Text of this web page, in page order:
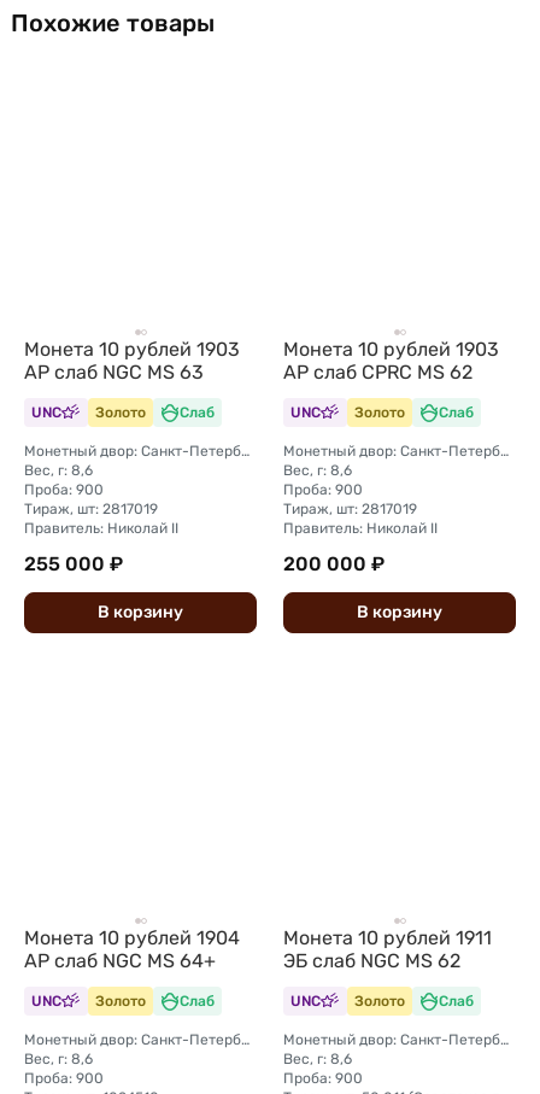
Похожие товары
Монета 10 рублей 1903
АР слаб NGC MS 63
UNC Золото Слаб
Монетный двор: Санкт-Петербургский монетный двор
Вес, г: 8,6
Проба: 900
Тираж, шт: 2817019
Правитель: Николай II
255 000 ₽
В корзину
Монета 10 рублей 1903
АР слаб CPRC MS 62
UNC Золото Слаб
Монетный двор: Санкт-Петербургский монетный двор
Вес, г: 8,6
Проба: 900
Тираж, шт: 2817019
Правитель: Николай II
200 000 ₽
В корзину
Монета 10 рублей 1904
АР слаб NGC MS 64+
UNC Золото Слаб
Монетный двор: Санкт-Петербургский монетный двор
Вес, г: 8,6
Проба: 900
Монета 10 рублей 1911
ЭБ слаб NGC MS 62
UNC Золото Слаб
Монетный двор: Санкт-Петербургский монетный двор
Вес, г: 8,6
Проба: 900